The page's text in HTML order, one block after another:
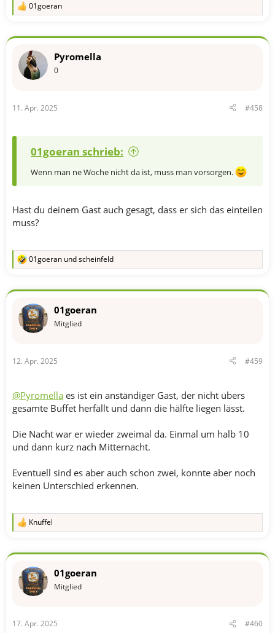
R
k
o
:
01goeran
Pyromella
0
11. Apr. 2025 #458
01goeran schrieb:
Wenn man ne Woche nicht da ist, muss man vorsorgen.
Hast du deinem Gast auch gesagt, dass er sich das einteilen
muss?
R
k
o
:
01goeran undscheinfeld
01goeran
Mitglied
12. Apr. 2025 #459
@Pyromella es ist ein anständiger Gast, der nicht übers
gesamte Buffet herfällt und dann die hälfte liegen lässt.
Die Nacht war er wieder zweimal da. Einmal um halb 10
und dann kurz nach Mitternacht.
Eventuell sind es aber auch schon zwei, konnte aber noch
keinen Unterschied erkennen.
R
k
o
:
Knuffel
01goeran
Mitglied
17. Apr. 2025 #460